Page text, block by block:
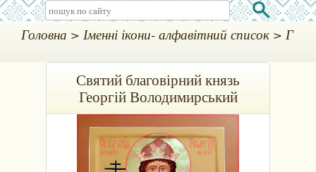
Головна Іменні ікони- алфавітний список Г
Святий благовірний князь
Георгій Володимирський